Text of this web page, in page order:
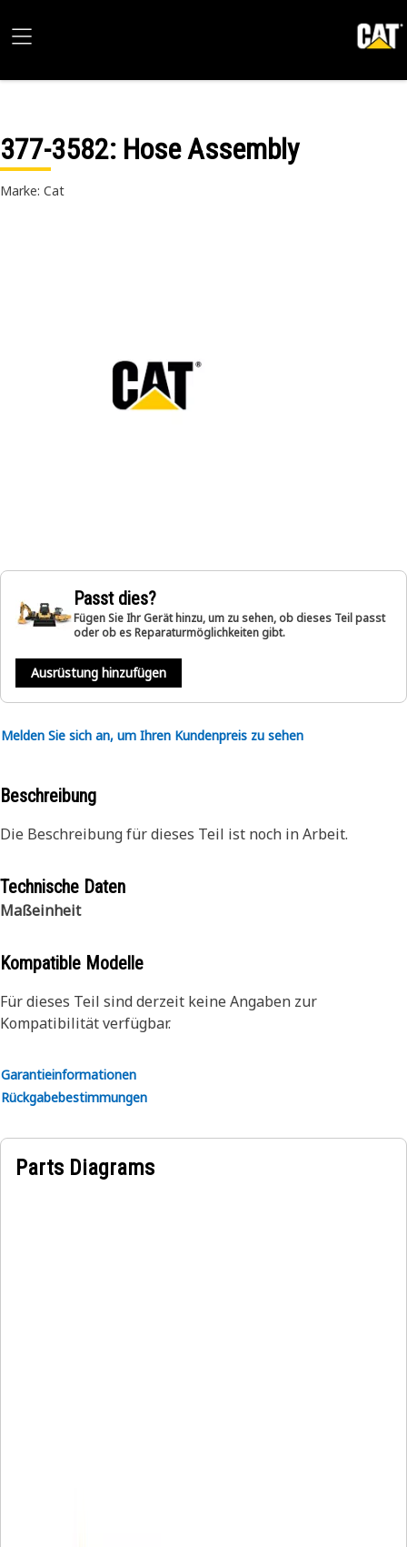
377-3582: Hose Assembly
Marke: Cat
Passt dies?
Fügen Sie Ihr Gerät hinzu, um zu sehen, ob dieses Teil passt
oder ob es Reparaturmöglichkeiten gibt.
Ausrüstung hinzufügen
Melden Sie sich an, um Ihren Kundenpreis zu sehen
Beschreibung
Die Beschreibung für dieses Teil ist noch in Arbeit.
Technische Daten
Maßeinheit
Kompatible Modelle
Für dieses Teil sind derzeit keine Angaben zur
Kompatibilität verfügbar.
Garantieinformationen
Rückgabebestimmungen
Parts Diagrams